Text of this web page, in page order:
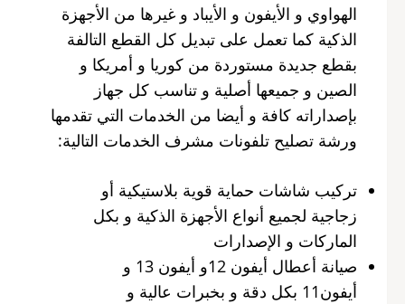
الهواوي و الأيفون و الأيباد و غيرها من الأجهزة
الذكية كما تعمل على تبديل كل القطع التالفة
بقطع جديدة مستوردة من كوريا و أمريكا و
الصين و جميعها أصلية و تناسب كل جهاز
بإصداراته كافة و أيضا من الخدمات التي تقدمها
ورشة تصليح تلفونات مشرف الخدمات التالية:
تركيب شاشات حماية قوية بلاستيكية أو
زجاجية لجميع أنواع الأجهزة الذكية و بكل
الماركات و الإصدارات
صيانة أعطال أيفون 12و أيفون 13 و
أيفون11 بكل دقة و بخبرات عالية و